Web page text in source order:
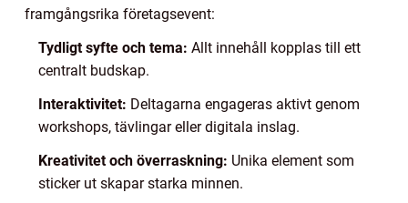
framgångsrika företagsevent:
Tydligt syfte och tema: Allt innehåll kopplas till ett
centralt budskap.
Interaktivitet: Deltagarna engageras aktivt genom
workshops, tävlingar eller digitala inslag.
Kreativitet och överraskning: Unika element som
sticker ut skapar starka minnen.